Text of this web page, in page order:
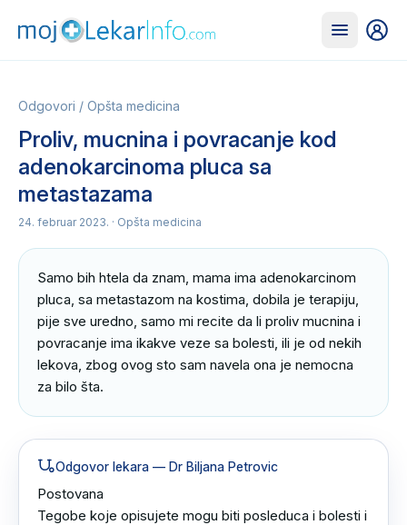
Odgovori / Opšta medicina
Proliv, mucnina i povracanje kod
adenokarcinoma pluca sa
metastazama
24. februar 2023. · Opšta medicina
Samo bih htela da znam, mama ima adenokarcinom
pluca, sa metastazom na kostima, dobila je terapiju,
pije sve uredno, samo mi recite da li proliv mucnina i
povracanje ima ikakve veze sa bolesti, ili je od nekih
lekova, zbog ovog sto sam navela ona je nemocna
za bilo šta.
Odgovor lekara — Dr Biljana Petrovic
Postovana
Tegobe koje opisujete mogu biti posleduca i bolesti i